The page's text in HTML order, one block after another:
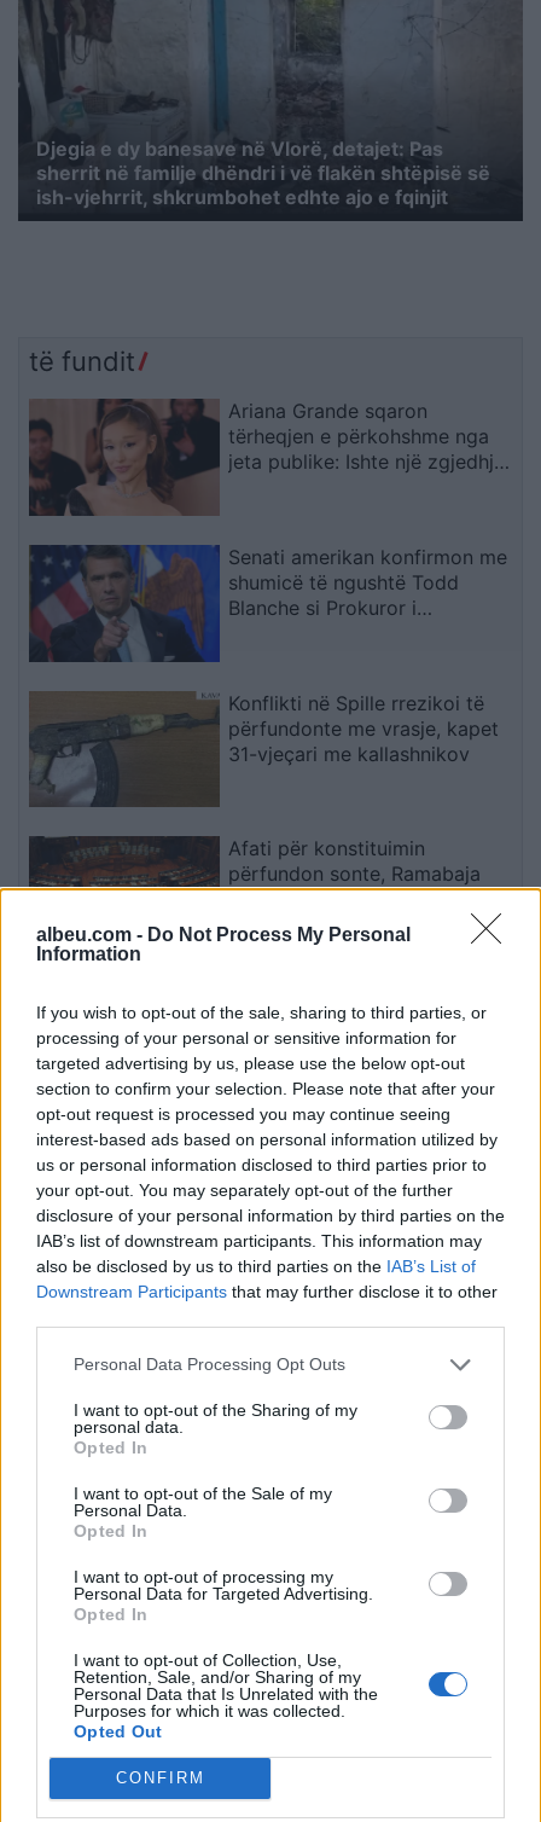
albeu.com - Do Not Process My Personal
Information
If you wish to opt-out of the sale, sharing to third parties, or
processing of your personal or sensitive information for
targeted advertising by us, please use the below opt-out
section to confirm your selection. Please note that after your
opt-out request is processed you may continue seeing
interest-based ads based on personal information utilized by
us or personal information disclosed to third parties prior to
your opt-out. You may separately opt-out of the further
disclosure of your personal information by third parties on the
IAB’s list of downstream participants. This information may
also be disclosed by us to third parties on the IAB’s List of
Downstream Participants that may further disclose it to other
Personal Data Processing Opt Outs
I want to opt-out of the Sharing of my
personal data.
Opted In
I want to opt-out of the Sale of my
Personal Data.
Opted In
I want to opt-out of processing my
Personal Data for Targeted Advertising.
Opted In
I want to opt-out of Collection, Use,
Retention, Sale, and/or Sharing of my
Personal Data that Is Unrelated with the
Purposes for which it was collected.
Opted Out
CONFIRM
Djegia e dy banesave në Vlorë, detajet: Pas
sherrit në familje dhëndri i vë flakën shtëpisë së
ish-vjehrrit, shkrumbohet edhte ajo e fqinjit
të fundit
Ariana Grande sqaron
tërheqjen e përkohshme nga
jeta publike: Ishte një zgjedhje
Senati amerikan konfirmon me
shumicë të ngushtë Todd
Blanche si Prokuror i
Konflikti në Spille rrezikoi të
përfundonte me vrasje, kapet
31-vjeçari me kallashnikov
Afati për konstituimin
përfundon sonte, Ramabaja
presidencën dhe sulmon
katër futbollistë gjatë verës
Mjetet inteligjente konstatojnë
1.100 shkelje deri në 230 km/h,
Hita inspekton kontrollet në
terren
Berisha akuzon Ramën për
qëndron një tjetër “Yfet”, KAYO